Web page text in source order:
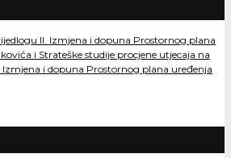
II. Izmjena i dopuna Prostornog plana
i Strateške studije procjene utjecaja na
Izmjena i dopuna Prostornog plana uređenja